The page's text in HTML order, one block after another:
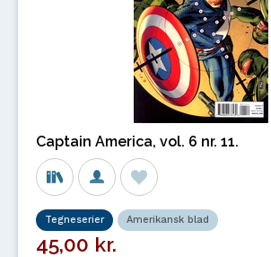
Captain America, vol. 6 nr. 11.
Tegneserier Amerikansk blad
45,00 kr.